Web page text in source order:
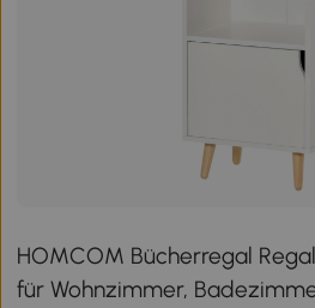
HOMCOM Bücherregal
für Wohnzimmer,